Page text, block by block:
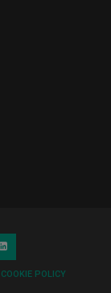
COOKIE POLICY